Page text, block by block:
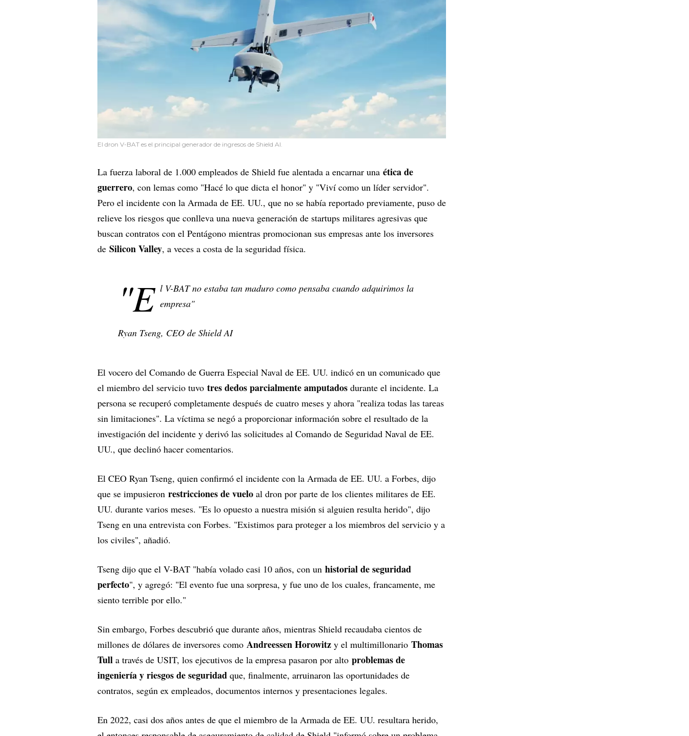
El dron V-BAT es el principal generador de ingresos de Shield AI.
La fuerza laboral de 1.000 empleados de Shield fue alentada a encarnar una ética de
guerrero, con lemas como "Hacé lo que dicta el honor" y "Viví como un líder servidor".
Pero el incidente con la Armada de EE. UU., que no se había reportado previamente, puso de
relieve los riesgos que conlleva una nueva generación de startups militares agresivas que
buscan contratos con el Pentágono mientras promocionan sus empresas ante los inversores
de Silicon Valley, a veces a costa de la seguridad física.
"E l V-BAT no estaba tan maduro como pensaba cuando adquirimos la
empresa"
Ryan Tseng, CEO de Shield AI
El vocero del Comando de Guerra Especial Naval de EE. UU. indicó en un comunicado que
el miembro del servicio tuvo tres dedos parcialmente amputados durante el incidente. La
persona se recuperó completamente después de cuatro meses y ahora "realiza todas las tareas
sin limitaciones". La víctima se negó a proporcionar información sobre el resultado de la
investigación del incidente y derivó las solicitudes al Comando de Seguridad Naval de EE.
UU., que declinó hacer comentarios.
El CEO Ryan Tseng, quien confirmó el incidente con la Armada de EE. UU. a Forbes, dijo
que se impusieron restricciones de vuelo al dron por parte de los clientes militares de EE.
UU. durante varios meses. "Es lo opuesto a nuestra misión si alguien resulta herido", dijo
Tseng en una entrevista con Forbes. "Existimos para proteger a los miembros del servicio y a
los civiles", añadió.
Tseng dijo que el V-BAT "había volado casi 10 años, con un historial de seguridad
perfecto", y agregó: "El evento fue una sorpresa, y fue uno de los cuales, francamente, me
siento terrible por ello."
Sin embargo, Forbes descubrió que durante años, mientras Shield recaudaba cientos de
millones de dólares de inversores como Andreessen Horowitz y el multimillonario Thomas
Tull a través de USIT, los ejecutivos de la empresa pasaron por alto problemas de
ingeniería y riesgos de seguridad que, finalmente, arruinaron las oportunidades de
contratos, según ex empleados, documentos internos y presentaciones legales.
En 2022, casi dos años antes de que el miembro de la Armada de EE. UU. resultara herido,